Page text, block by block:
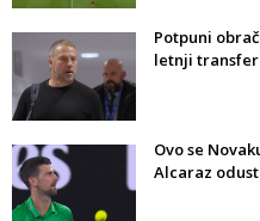
Potpuni
letnji
Ovo se
Alcaraz